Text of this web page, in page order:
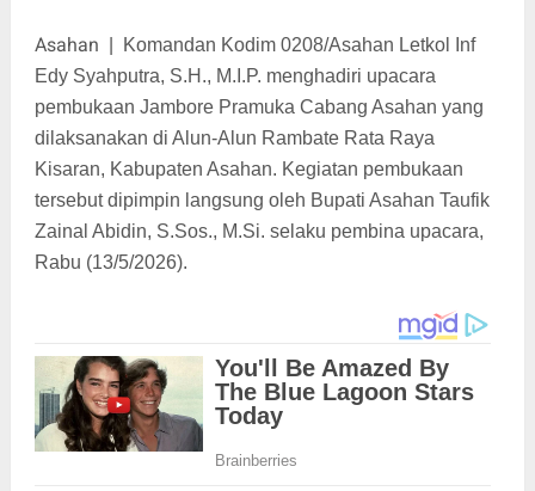
Asahan
Komandan Kodim 0208/Asahan Letkol Inf
Edy Syahputra, S.H., M.I.P. menghadiri upacara
pembukaan Jambore Pramuka Cabang Asahan yang
dilaksanakan di Alun-Alun Rambate Rata Raya
Kisaran, Kabupaten Asahan. Kegiatan pembukaan
tersebut dipimpin langsung oleh Bupati Asahan Taufik
Zainal Abidin, S.Sos., M.Si. selaku pembina upacara,
Rabu (13/5/2026).